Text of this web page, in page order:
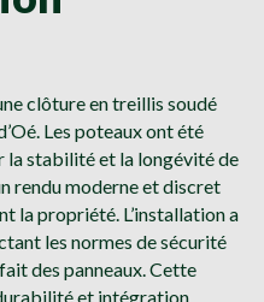
clôture en treillis soudé
Les poteaux ont été
la stabilité et la longévité de
rendu moderne et discret
la propriété. L’installation a
les normes de sécurité
des panneaux. Cette
et intégration